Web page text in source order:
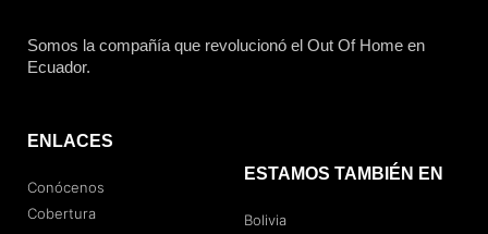
Somos la compañía que revolucionó el Out Of Home en
Ecuador.
ENLACES
Conócenos
Cobertura
ESTAMOS TAMBIÉN EN
Bolivia